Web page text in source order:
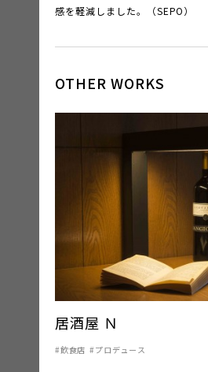
感を軽減しました。（SEPO）
OTHER WORKS
居酒屋 Ｎ
飲食店 プロデュース